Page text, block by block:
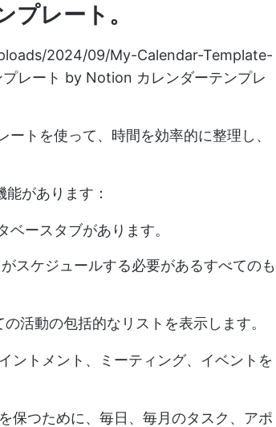
プレート 。
2024/09/My-Calendar-Template-
レート by Notion カレンダーテンプレ
ートを使って、時間を効率的に整理し、
があります：
ースタブがあります。
スケジュールする必要があるすべてのも
活動の包括的なリストを表示します。
ントメント、ミーティング、イベントを
保つために、毎日、毎月のタスク、アポ